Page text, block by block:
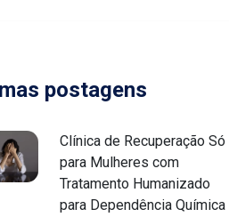
postagens
Clínica de Recuperação Só
para Mulheres com
Tratamento Humanizado
para Dependência Química